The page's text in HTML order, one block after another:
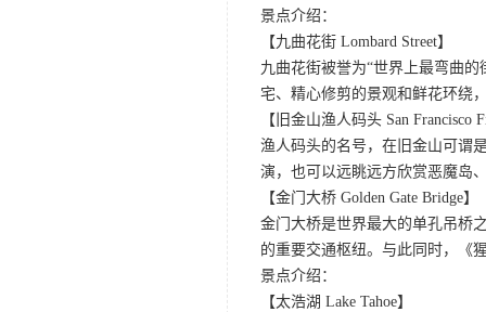
景点介绍：
【九曲花街 Lombard Street】
九曲花街被誉为“世界上最弯曲
宅、精心修剪的景观和鲜花环绕
【旧金山渔人码头 San Francisco
渔人码头的名号，在旧金山可谓
演，也可以远眺远方欣赏恶魔岛
【金门大桥 Golden Gate Bridge】
金门大桥是世界最大的单孔吊桥
的重要交通枢纽。与此同时，《
景点介绍：
【太浩湖 Lake Tahoe】